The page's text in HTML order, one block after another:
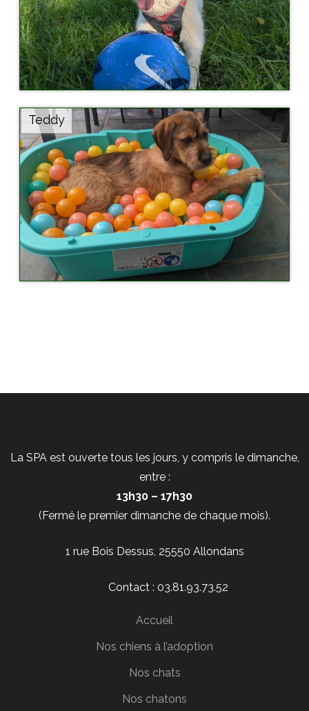
Teddy
La SPA est ouverte tous les jours, y compris le dimanche,
entre :
13h30 – 17h30
(Fermé le premier dimanche de chaque mois).
1 rue Bois Dessus, 25550 Allondans
Contact : 03.81.93.73.52
Accueil
Nos chiens à l’adoption
Nos chats
Nos chatons